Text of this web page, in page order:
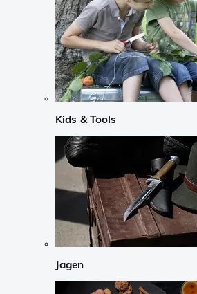
Kids & Tools
Jagen